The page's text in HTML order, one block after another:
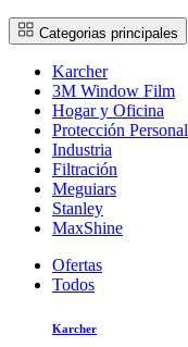
Categorias principales
Karcher
3M Window Film
Hogar y Oficina
Protección Personal
Industria
Filtración
Meguiars
Stanley
MaxShine
Ofertas
Todos
Karcher